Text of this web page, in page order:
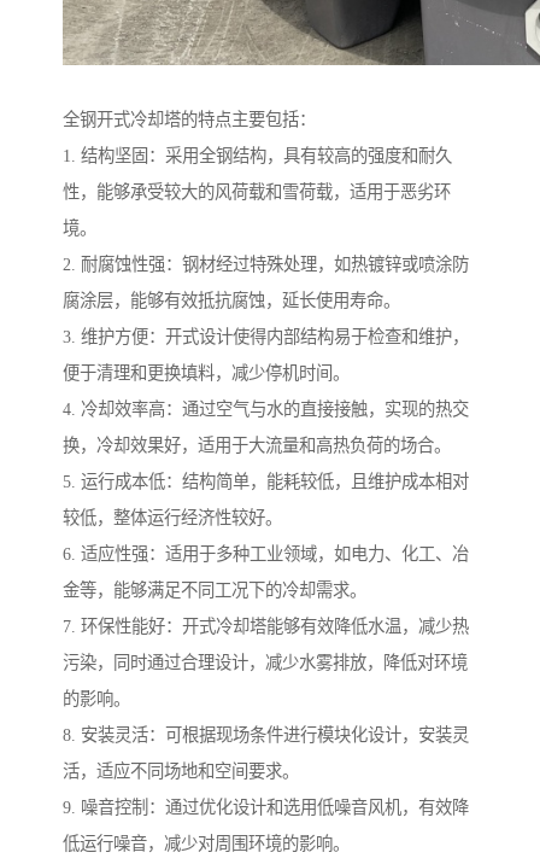
全钢开式冷却塔的特点主要包括：
1. 结构坚固：采用全钢结构，具有较高的强度和耐久
性，能够承受较大的风荷载和雪荷载，适用于恶劣环
境。
2. 耐腐蚀性强：钢材经过特殊处理，如热镀锌或喷涂防
腐涂层，能够有效抵抗腐蚀，延长使用寿命。
3. 维护方便：开式设计使得内部结构易于检查和维护，
便于清理和更换填料，减少停机时间。
4. 冷却效率高：通过空气与水的直接接触，实现的热交
换，冷却效果好，适用于大流量和高热负荷的场合。
5. 运行成本低：结构简单，能耗较低，且维护成本相对
较低，整体运行经济性较好。
6. 适应性强：适用于多种工业领域，如电力、化工、冶
金等，能够满足不同工况下的冷却需求。
7. 环保性能好：开式冷却塔能够有效降低水温，减少热
污染，同时通过合理设计，减少水雾排放，降低对环境
的影响。
8. 安装灵活：可根据现场条件进行模块化设计，安装灵
活，适应不同场地和空间要求。
9. 噪音控制：通过优化设计和选用低噪音风机，有效降
低运行噪音，减少对周围环境的影响。